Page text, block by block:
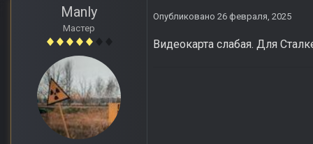
Manly
Мастер
Опубликовано 26 февраля, 2025
Видеокарта слабая. Для